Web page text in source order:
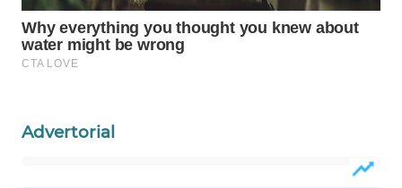
Advertorial
WALINKI
ID